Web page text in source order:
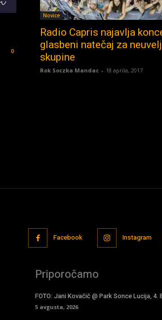
0
Novice
Radio Capris najavlja
glasbeni natečaj za
skupine
Rok Soczka Mandac - 18 aprila, 2017
Facebook Instagram
Priporočamo
FOTO: Jani Kovačič @ Park Sonce Lucija, 4.
5 avgusta, 2026